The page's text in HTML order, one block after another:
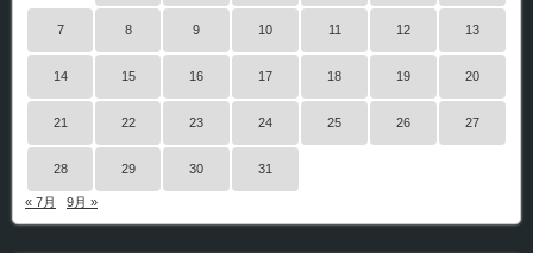
7 8 9 10 11 12 13
14 15 16 17 18 19 20
21 22 23 24 25 26 27
28 29 30 31
« 7月 9月 »